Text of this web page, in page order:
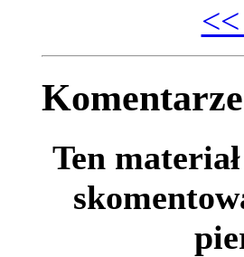
Komentarze
Ten